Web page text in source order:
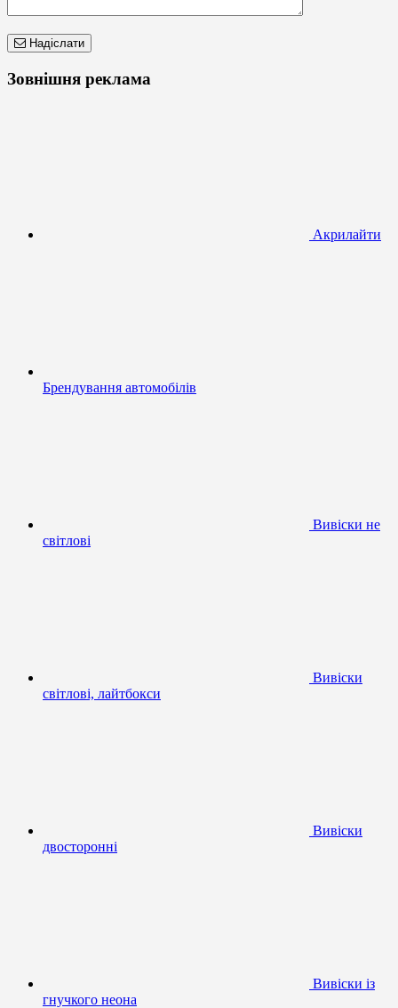
Надіслати
Зовнішня реклама
Акрилайти
Брендування автомобілів
Вивіски не
світлові
Вивіски
світлові, лайтбокси
Вивіски
двосторонні
Вивіски із
гнучкого неона